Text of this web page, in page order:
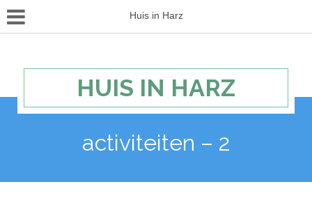
Huis in Harz
HUIS IN HARZ
activiteiten – 2